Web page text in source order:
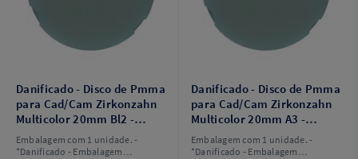
Danificado - Disco de Pmma
para Cad/Cam Zirkonzahn
Multicolor 20mm Bl2 -
Celmat
Embalagem com 1 unidade. -
*Danificado - Embalagem
Danificado - Disco de Pmma
para Cad/Cam Zirkonzahn
Multicolor 20mm A3 -
Celmat
Embalagem com 1 unidade. -
*Danificado - Embalagem